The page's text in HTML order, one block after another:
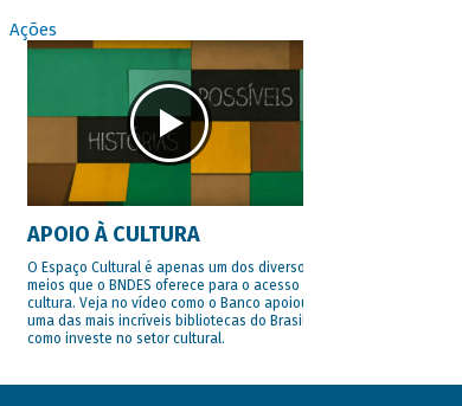
Ações
APOIO À CULTURA
O Espaço Cultural é apenas um dos diversos
meios que o BNDES oferece para o acesso à
cultura. Veja no vídeo como o Banco apoiou
uma das mais incríveis bibliotecas do Brasil e
como investe no setor cultural.